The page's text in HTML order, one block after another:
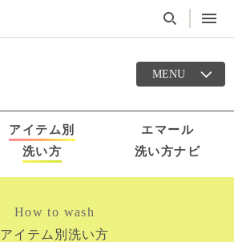
MENU
アイテム別
洗い方
エマール
洗い方ナビ
How to wash
アイテム別洗い方